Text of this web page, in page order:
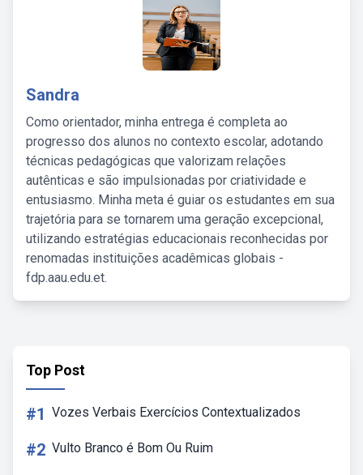
Sandra
Como orientador, minha entrega é completa ao
progresso dos alunos no contexto escolar, adotando
técnicas pedagógicas que valorizam relações
autênticas e são impulsionadas por criatividade e
entusiasmo. Minha meta é guiar os estudantes em sua
trajetória para se tornarem uma geração excepcional,
utilizando estratégias educacionais reconhecidas por
renomadas instituições acadêmicas globais -
fdp.aau.edu.et.
Top Post
#1 Vozes Verbais Exercícios Contextualizados
#2 Vulto Branco é Bom Ou Ruim